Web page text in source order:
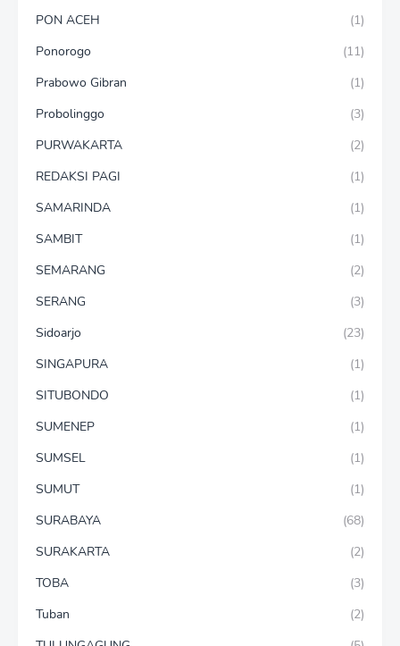
PON ACEH
(1)
Ponorogo
(11)
Prabowo Gibran
(1)
Probolinggo
(3)
PURWAKARTA
(2)
REDAKSI PAGI
(1)
SAMARINDA
(1)
SAMBIT
(1)
SEMARANG
(2)
SERANG
(3)
Sidoarjo
(23)
SINGAPURA
(1)
SITUBONDO
(1)
SUMENEP
(1)
SUMSEL
(1)
SUMUT
(1)
SURABAYA
(68)
SURAKARTA
(2)
TOBA
(3)
Tuban
(2)